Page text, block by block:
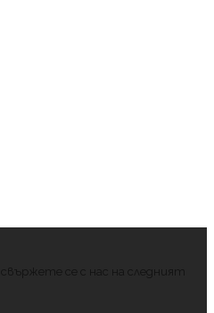
се с нас на следният